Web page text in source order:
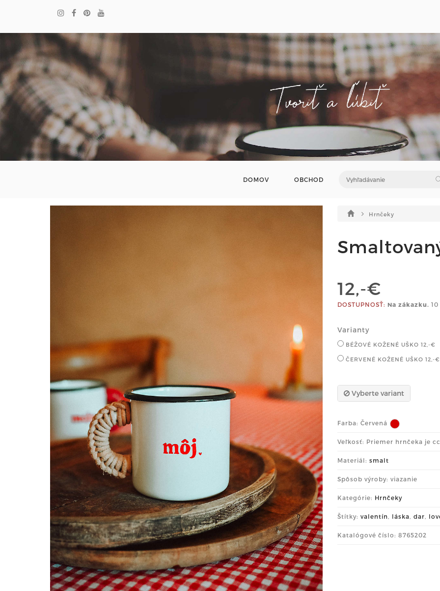
DOMOV OBCHOD
Hrnčeky
12,-€
DOSTUPNOSŤ: Na zákazku.
Varianty
BÉŽOVÉ KOŽENÉ UŠKO 12,-€
ČERVENÉ KOŽENÉ UŠKO 12,-€
Vyberte variant
Farba: Červená
Veľkosť: Priemer hrnčeka je
Materiál: smalt
Spôsob výroby: viazanie
Kategórie: Hrnčeky
Štítky: valentín , láska, dar,
Katalógové číslo: 8765202